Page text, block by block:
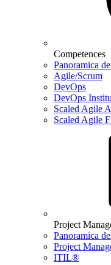
Competences
Panoramica
Agile/Scrum
DevOps
DevOps
Scaled Agile
Scaled Agile
Project
Panoramica
Project
ITIL®